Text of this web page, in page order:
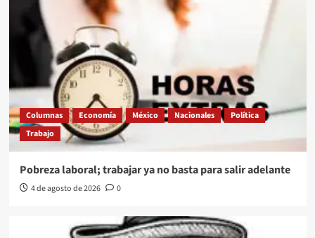
Columnas Economía México Nacionales
Política
Trabajo
Pobreza laboral; trabajar ya no basta para salir adelante
4 de agosto de 2026 0